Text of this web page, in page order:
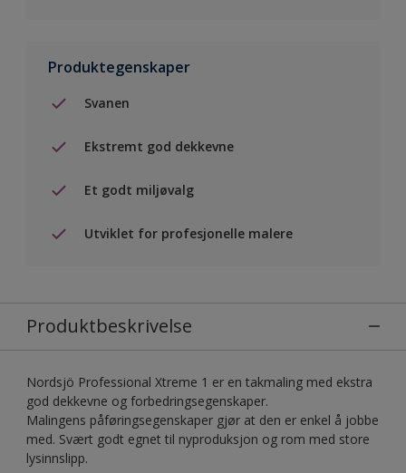
Produktegenskaper
Svanen
Ekstremt god dekkevne
Et godt miljøvalg
Utviklet for profesjonelle malere
Produktbeskrivelse
Nordsjö Professional Xtreme 1 er en takmaling med ekstra
god dekkevne og forbedringsegenskaper.
Malingens påføringsegenskaper gjør at den er enkel å jobbe
med. Svært godt egnet til nyproduksjon og rom med store
lysinnslipp.